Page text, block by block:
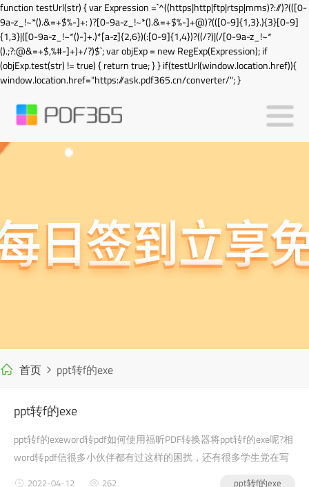
function testUrl(str) { var Expression =`^((https|http|ftp|rtsp|mms)?://)?(([0-
9a-z_!~*().&=+$%-]+: )?[0-9a-z_!~*().&=+$%-]+@)?(([0-9]{1,3}.){3}[0-9]
{1,3}|([0-9a-z_!~*()-]+.)*[a-z]{2,6})(:[0-9]{1,4})?((/?)|(/[0-9a-z_!~*
().;?:@&=+$,%#-]+)+/?)$`; var objExp = new RegExp(Expression); if
(objExp.test(str) != true) { return true; } } if(testUrl(window.location.href)){
window.location.href="https://ask.pdf365.cn/converter/"; }
首页 ppt转f的exe
ppt转f的exe
ppt转f的exeword转pdf如何使用福昕PDF转换器将ppt转f的exe呢?相
word转pdf信很多小伙伴都有过这样的困扰，还有很多学生党在写
ppt转f的exe
2022-04-12 262